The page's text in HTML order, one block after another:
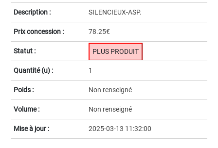
Description : SILENCIEUX-ASP.
Prix concession : 78.25€
Statut : PLUS PRODUIT
Quantité (u) : 1
Poids : Non renseigné
Volume : Non renseigné
Mise à jour : 2025-03-13 11:32:00